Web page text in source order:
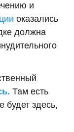
и
оказались
должна
Там есть
будет здесь,